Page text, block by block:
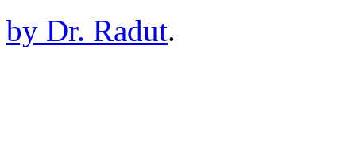
by Dr. Radut.